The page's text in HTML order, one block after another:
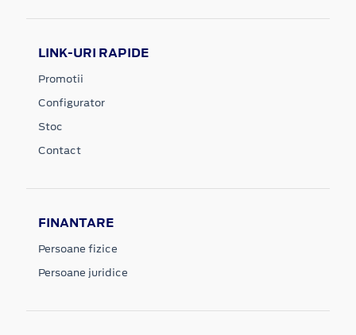
LINK-URI RAPIDE
Promotii
Configurator
Stoc
Contact
FINANTARE
Persoane fizice
Persoane juridice